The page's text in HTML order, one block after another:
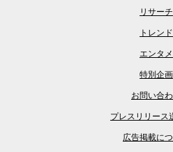
リサーチ
トレンド
エンタメ
特別企画
お問い合
プレスリリース
広告掲載に